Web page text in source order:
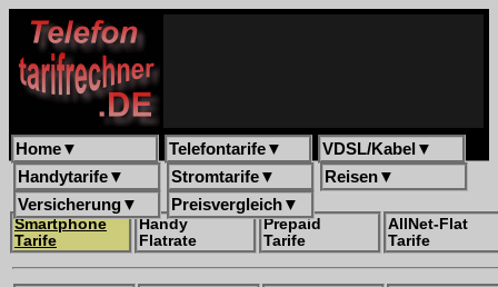
Home▼ Telefontarife▼ VDSL/Kabel ▼
Handytarife▼ Stromtarife▼ Reisen▼
Versicherung▼ Preisvergleich▼
Smartphone
Tarife
Handy
Flatrate
Prepaid
Tarife
AllNet-Flat
Tarife